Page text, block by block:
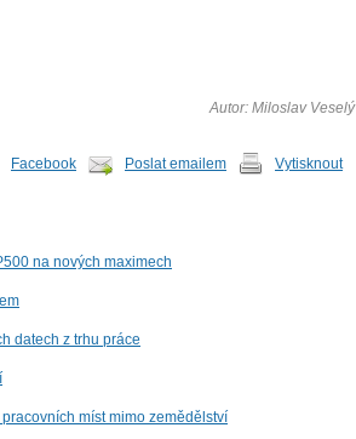
Autor: Miloslav Veselý
Facebook Poslat emailem Vytisknout
na nových maximech
datech z trhu práce
míst mimo zemědělství